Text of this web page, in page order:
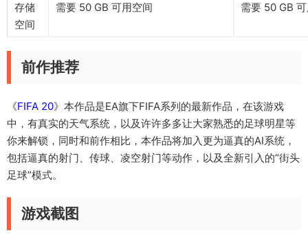
存储
空间
需要 50 GB 可用空间 需要 50 GB
前作推荐
《FIFA 20》本作品是EA旗下FIFA系列的最新作品，在该游戏
中，有真实的天气系统，以及许许多多让大家熟悉的足球明星等
你来解锁，同时和前作相比，本作品将加入更为逼真的AI系统，
包括逼真的射门、传球、凌空射门等动作，以及全新引入的“街头
足球”模式。
游戏截图